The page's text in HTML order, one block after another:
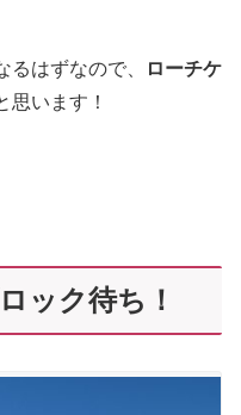
はずなので、
ローチケ
思います！
ック待ち！